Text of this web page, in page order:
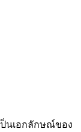
ป็นเอกลักษณ์ของ